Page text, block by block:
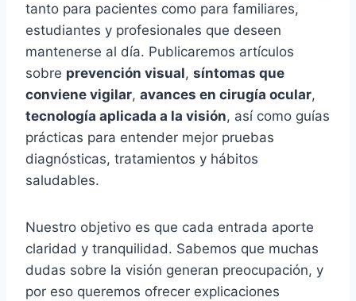
tanto para pacientes como para familiares,
estudiantes y profesionales que deseen
mantenerse al día. Publicaremos artículos
sobre prevención visual, síntomas que
conviene vigilar, avances en cirugía ocular,
tecnología aplicada a la visión, así como guías
prácticas para entender mejor pruebas
diagnósticas, tratamientos y hábitos
saludables.
Nuestro objetivo es que cada entrada aporte
claridad y tranquilidad. Sabemos que muchas
dudas sobre la visión generan preocupación, y
por eso queremos ofrecer explicaciones